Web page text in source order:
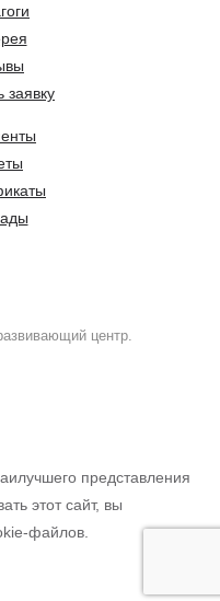
заявку
центр.
представления
этот сайт, вы
файлов.